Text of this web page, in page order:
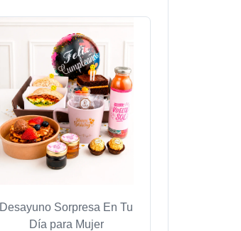
Desayuno Sorpresa En Tu
Día para Mujer